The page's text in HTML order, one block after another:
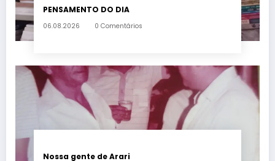
PENSAMENTO DO DIA
06.08.2026 0 Comentários
Nossa gente de Arari